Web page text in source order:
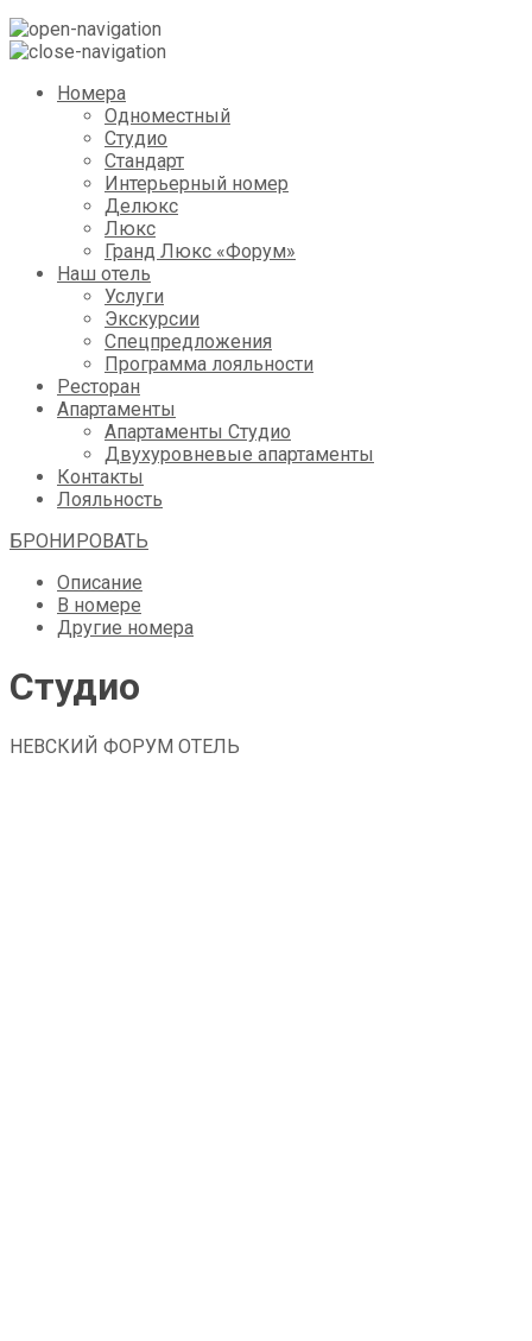
Номера
Одноместный
Студио
Стандарт
Интерьерный номер
Делюкс
Люкс
Гранд Люкс «Форум»
Наш отель
Услуги
Экскурсии
Спецпредложения
Программа лояльности
Ресторан
Апартаменты
Апартаменты Студио
Двухуровневые апартаменты
Контакты
Лояльность
БРОНИРОВАТЬ
Описание
В номере
Другие номера
Студио
НЕВСКИЙ ФОРУМ ОТЕЛЬ